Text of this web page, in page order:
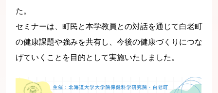
た。
セミナーは、町民と本学教員との対話を通じて白老町
の健康課題や強みを共有し、今後の健康づくりにつな
げていくことを目的として実施いたしました。